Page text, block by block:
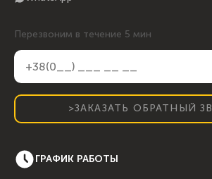
Перезвоним в течение 5 мин
>ЗАКАЗАТЬ ОБРАТНЫЙ
ГРАФИК РАБОТЫ